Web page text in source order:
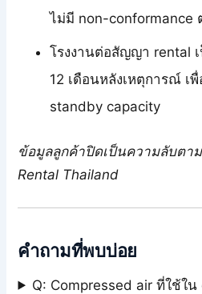
ไม่มี non-conformance
โรงงานต่อสัญญา rental
12 เดือนหลังเหตุการณ์ เ
standby capacity
ข้อมูลลูกค้าปิดเป็นความลับตา
Rental Thailand
คำถามที่พบบ่อย
Q: Compressed air ที่ใช้ใ